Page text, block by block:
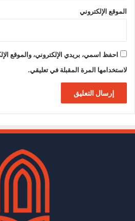
الموقع الإلكتروني
احفظ اسمي، بريدي الإلكتروني، والموقع
لاستخدامها المرة المقبلة في تعليقي.